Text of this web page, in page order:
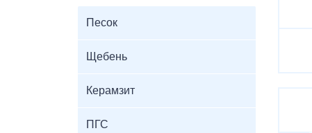
Песок
Щебень
Керамзит
ПГС